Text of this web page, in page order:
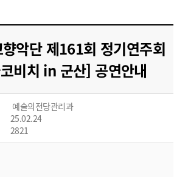
악단 제161회 정기연주회
비치 in 군산] 공연안내
예술의전당관리과
25.02.24
2821